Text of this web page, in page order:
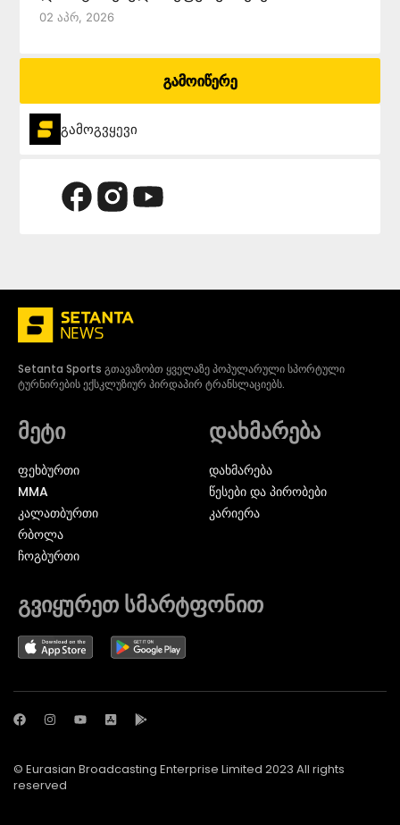
02 Აპრ, 2026
გამოიწერე
გამოგვყევი
Setanta Sports გთავაზობთ ყველაზე პოპულარული სპორტული
ტურნირების ექსკლუზიურ პირდაპირ ტრანსლაციებს.
მეტი
ᲤᲔᲮᲑᲣᲠᲗᲘ
MMA
ᲙᲐᲚᲐᲗᲑᲣᲠᲗᲘ
ᲠᲑᲝᲚᲐ
ᲩᲝᲒᲑᲣᲠᲗᲘ
დახმარება
დახმარება
წესები და პირობები
კარიერა
გვიყურეთ სმარტფონით
© Eurasian Broadcasting Enterprise Limited 2023 All rights
reserved